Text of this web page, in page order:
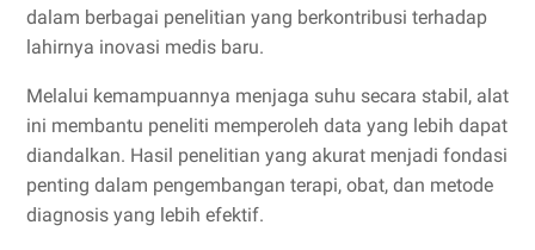
dalam berbagai penelitian yang berkontribusi terhadap
lahirnya inovasi medis baru.
Melalui kemampuannya menjaga suhu secara stabil, alat
ini membantu peneliti memperoleh data yang lebih dapat
diandalkan. Hasil penelitian yang akurat menjadi fondasi
penting dalam pengembangan terapi, obat, dan metode
diagnosis yang lebih efektif.